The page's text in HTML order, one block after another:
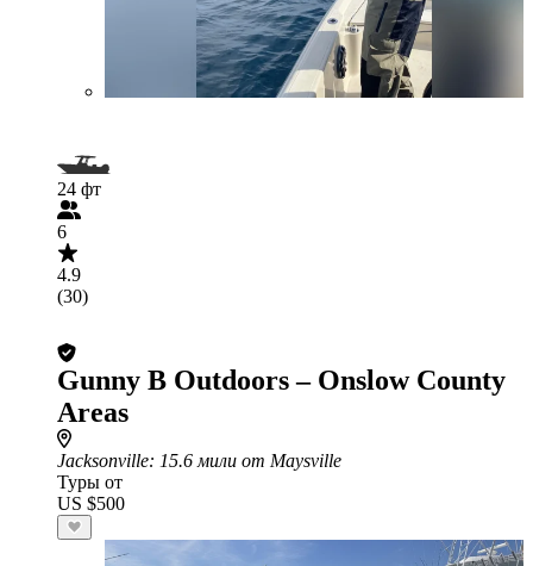
24 фт
6
4.9
(30)
Gunny B Outdoors – Onslow County
Areas
Jacksonville: 15.6 мили от Maysville
Туры от
US $500